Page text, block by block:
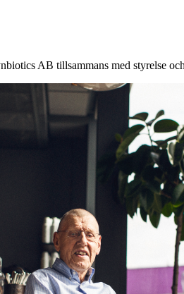
AB tillsammans med styrelse